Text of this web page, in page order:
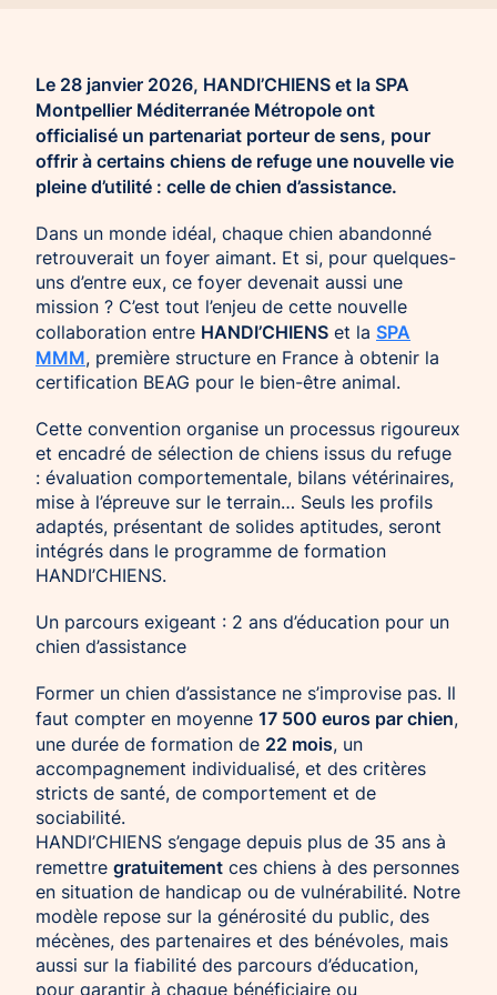
Le 28 janvier 2026, HANDI’CHIENS et la SPA
Montpellier Méditerranée Métropole ont
officialisé un partenariat porteur de sens, pour
offrir à certains chiens de refuge une nouvelle vie
pleine d’utilité : celle de chien d’assistance.
Dans un monde idéal, chaque chien abandonné
retrouverait un foyer aimant. Et si, pour quelques-
uns d’entre eux, ce foyer devenait aussi une
mission ? C’est tout l’enjeu de cette nouvelle
collaboration entre HANDI’CHIENS et la SPA
MMM, première structure en France à obtenir la
certification BEAG pour le bien-être animal.
Cette convention organise un processus rigoureux
et encadré de sélection de chiens issus du refuge
: évaluation comportementale, bilans vétérinaires,
mise à l’épreuve sur le terrain… Seuls les profils
adaptés, présentant de solides aptitudes, seront
intégrés dans le programme de formation
HANDI’CHIENS.
Un parcours exigeant : 2 ans d’éducation pour un
chien d’assistance
Former un chien d’assistance ne s’improvise pas. Il
faut compter en moyenne 17 500 euros par chien,
une durée de formation de 22 mois, un
accompagnement individualisé, et des critères
stricts de santé, de comportement et de
sociabilité.
HANDI’CHIENS s’engage depuis plus de 35 ans à
remettre gratuitement ces chiens à des personnes
en situation de handicap ou de vulnérabilité. Notre
modèle repose sur la générosité du public, des
mécènes, des partenaires et des bénévoles, mais
aussi sur la fiabilité des parcours d’éducation,
pour garantir à chaque bénéficiaire ou